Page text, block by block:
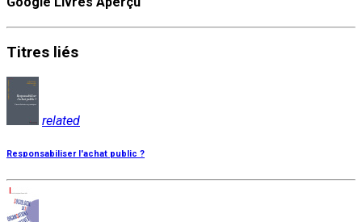
Titres liés
related
Responsabiliser l'achat public ?